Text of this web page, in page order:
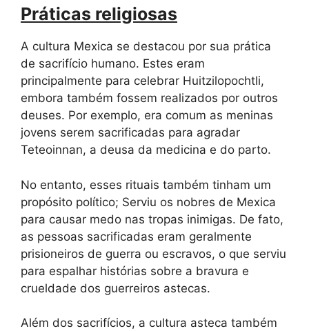
Práticas religiosas
A cultura Mexica se destacou por sua prática
de sacrifício humano. Estes eram
principalmente para celebrar Huitzilopochtli,
embora também fossem realizados por outros
deuses. Por exemplo, era comum as meninas
jovens serem sacrificadas para agradar
Teteoinnan, a deusa da medicina e do parto.
No entanto, esses rituais também tinham um
propósito político; Serviu os nobres de Mexica
para causar medo nas tropas inimigas. De fato,
as pessoas sacrificadas eram geralmente
prisioneiros de guerra ou escravos, o que serviu
para espalhar histórias sobre a bravura e
crueldade dos guerreiros astecas.
Além dos sacrifícios, a cultura asteca também